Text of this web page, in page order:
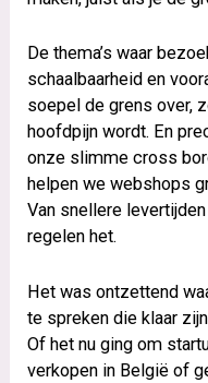
De thema’s waar
schaalbaarheid en
soepel de grens over,
hoofdpijn wordt. En
onze slimme cross
helpen we webshops
Van snellere
regelen het.
Het was ontzettend
te spreken die klaar
Of het nu ging om
verkopen in België of